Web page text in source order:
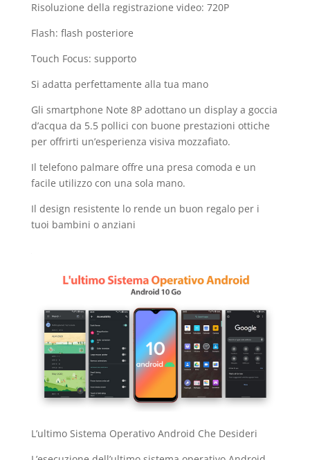
Risoluzione della registrazione video: 720P
Flash: flash posteriore
Touch Focus: supporto
Si adatta perfettamente alla tua mano
Gli smartphone Note 8P adottano un display a goccia
d’acqua da 5.5 pollici con buone prestazioni ottiche
per offrirti un’esperienza visiva mozzafiato.
Il telefono palmare offre una presa comoda e un
facile utilizzo con una sola mano.
Il design resistente lo rende un buon regalo per i
tuoi bambini o anziani
L’ultimo Sistema Operativo Android Che Desideri